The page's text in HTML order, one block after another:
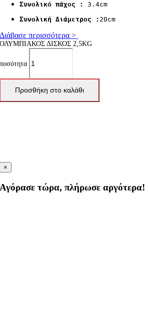
Συνολικό πάχος : 3.4cm
Συνολική Διάμετρος : 20cm
Διάβασε περισσότερα >
ΟΛΥΜΠΙΑΚΟΣ ΔΙΣΚΟΣ 2,5KG
ποσότητα
Προσθήκη στο καλάθι
×
Αγόρασε τώρα, πλήρωσε αργότερα!